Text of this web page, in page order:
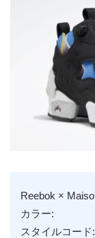
Reebok ×
カラー:
スタイルコード